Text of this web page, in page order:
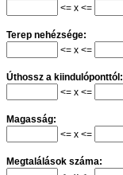
<= x <=
Terep nehézsége:
<= x <=
Úthossz a kiindulóponttól:
<= x <=
Magasság:
<= x <=
Megtalálások száma: